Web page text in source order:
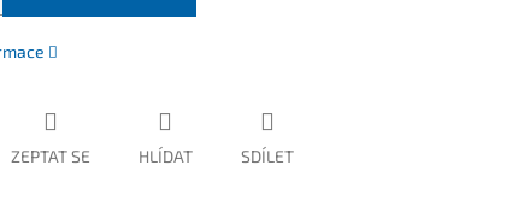
ZEPTAT SE HLÍDAT SDÍLET